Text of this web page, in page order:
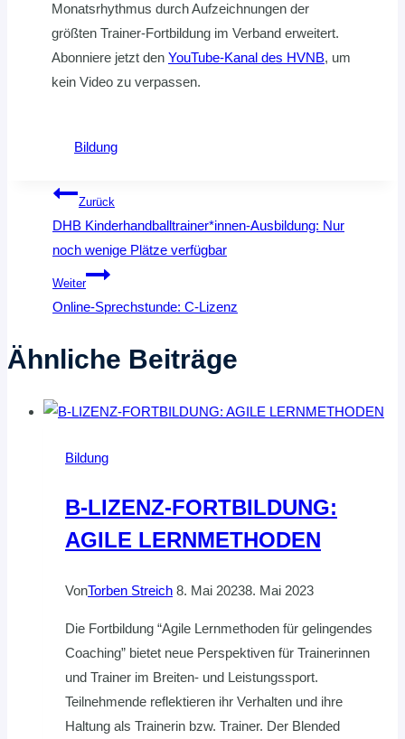
Monatsrhythmus durch Aufzeichnungen der
größten Trainer-Fortbildung im Verband erweitert.
Abonniere jetzt den YouTube-Kanal des HVNB, um
kein Video zu verpassen.
Bildung
Beitragsnavigation
Zurück
DHB Kinderhandball­trainer*innen-Ausbildung: Nur
noch wenige Plätze verfügbar
Weiter
Online-Sprechstunde: C-Lizenz
Ähnliche Beiträge
Bildung
B-LIZENZ-FORTBILDUNG:
AGILE LERNMETHODEN
VonTorben Streich 8. Mai 20238. Mai 2023
Die Fortbildung “Agile Lernmethoden für gelingendes
Coaching” bietet neue Perspektiven für Trainerinnen
und Trainer im Breiten- und Leistungssport.
Teilnehmende reflektieren ihr Verhalten und ihre
Haltung als Trainerin bzw. Trainer. Der Blended